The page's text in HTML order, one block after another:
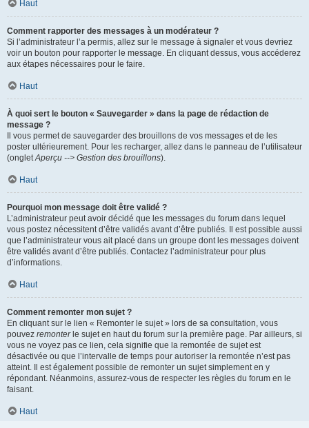
Haut
Comment rapporter des messages à un modérateur ?
Si l’administrateur l’a permis, allez sur le message à signaler et vous devriez
voir un bouton pour rapporter le message. En cliquant dessus, vous accéderez
aux étapes nécessaires pour le faire.
Haut
À quoi sert le bouton « Sauvegarder » dans la page de rédaction de
message ?
Il vous permet de sauvegarder des brouillons de vos messages et de les
poster ultérieurement. Pour les recharger, allez dans le panneau de l’utilisateur
(ongletAperçu --> Gestion des brouillons).
Haut
Pourquoi mon message doit être validé ?
L’administrateur peut avoir décidé que les messages du forum dans lequel
vous postez nécessitent d’être validés avant d’être publiés. Il est possible aussi
que l’administrateur vous ait placé dans un groupe dont les messages doivent
être validés avant d’être publiés. Contactez l’administrateur pour plus
d’informations.
Haut
Comment remonter mon sujet ?
En cliquant sur le lien « Remonter le sujet » lors de sa consultation, vous
pouvez remonterle sujet en haut du forum sur la première page. Par ailleurs, si
vous ne voyez pas ce lien, cela signifie que la remontée de sujet est
désactivée ou que l’intervalle de temps pour autoriser la remontée n’est pas
atteint. Il est également possible de remonter un sujet simplement en y
répondant. Néanmoins, assurez-vous de respecter les règles du forum en le
faisant.
Haut